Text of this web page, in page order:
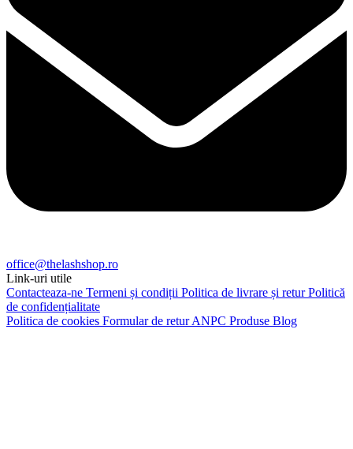
office@thelashshop.ro
Link-uri utile
Contacteaza-ne Termeni și condiții Politica de livrare și returPolitică
de confidențialitate
Politica de cookies Formular de returANPC Produse Blog